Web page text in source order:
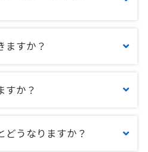
ますか？
すか？
どうなりますか？